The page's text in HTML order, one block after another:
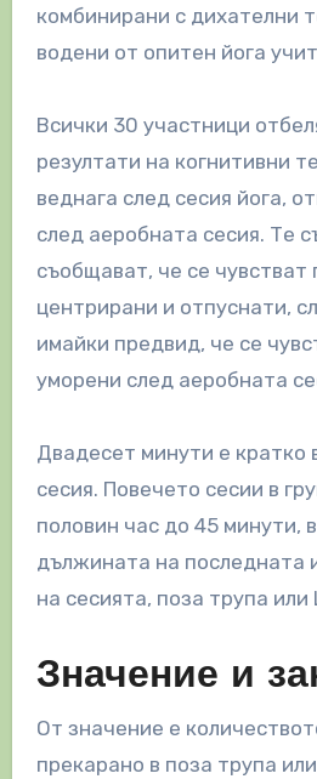
комбинирани с дихателни
водени от опитен йога
Всички 30 участници
резултати на когнитивни
веднага след сесия йога,
след аеробната сесия. Те
съобщават, че се чувстват
центрирани и отпуснати,
имайки предвид, че се
уморени след аеробната
Двадесет минути е кратко
сесия. Повечето сесии в
половин час до 45 минути,
дължината на последната
на сесията, поза трупа
Значение и
От значение е
прекарано в поза трупа